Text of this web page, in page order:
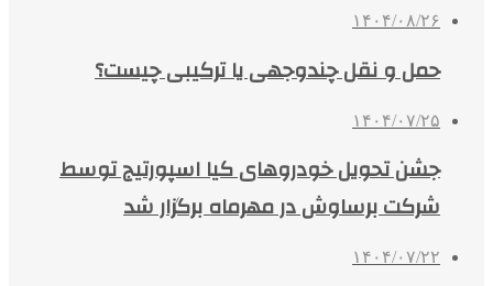
۱۴۰۴/۰۸/۲۶
حمل و نقل چندوجهی یا ترکیبی چیست؟
۱۴۰۴/۰۷/۲۵
جشن تحویل خودروهای کیا اسپورتیج توسط
شرکت برساوش در مهرماه برگزار شد
۱۴۰۴/۰۷/۲۲